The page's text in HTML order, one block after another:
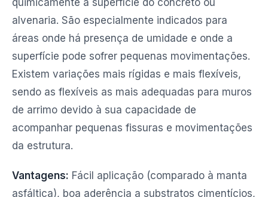
quimicamente à superfície do concreto ou
alvenaria. São especialmente indicados para
áreas onde há presença de umidade e onde a
superfície pode sofrer pequenas movimentações.
Existem variações mais rígidas e mais flexíveis,
sendo as flexíveis as mais adequadas para muros
de arrimo devido à sua capacidade de
acompanhar pequenas fissuras e movimentações
da estrutura.
Vantagens: Fácil aplicação (comparado à manta
asfáltica), boa aderência a substratos cimentícios,